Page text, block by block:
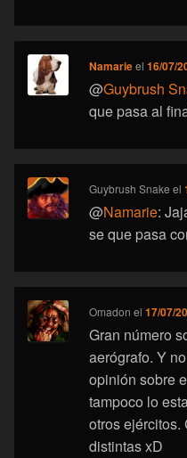
Namarieel16/07/
@Guybrush
que pasa al
Guybrush Snake el
@Namarie:
se que pasa
Omadon el17/07/
Gran número
aerógrafo. Y
opinión sobre
tampoco lo
otros ejércitos.
distintas xD